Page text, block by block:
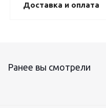
Доставка и оплата
Ранее вы смотрели